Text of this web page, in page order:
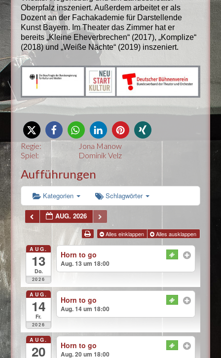
Oberpfalz inszeniert. Außerdem arbeitet er als
Dozent an der Fachakademie für Darstellende
Kunst Bayern. Im Theater das Zimmer hat er
bereits „Kleine Eheverbrechen“ (2017), „Komplize“
(2018) und „Weiße Nächte“ (2019) inszeniert.
Regie:
Jona Manow
Spiel:
Dominik Velz
Aufführungen
Kategorien Schlagwörter
AUG. 2026
Alles einklappen Alles ausklappen
AUG.
13
Do.
2026
Horn to go
Aug. 13 um 18:00
AUG.
14
Fr.
2026
Horn to go
Aug. 14 um 18:00
AUG.
20 Horn to go
Aug. 20 um 18:00